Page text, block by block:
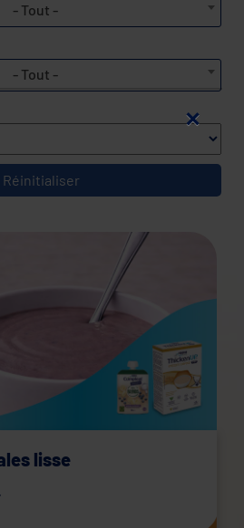
- Tout -
- Tout -
lisse
×